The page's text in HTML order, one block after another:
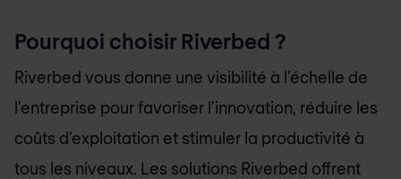
Pourquoi choisir Riverbed ?
Riverbed vous donne une visibilité à l’échelle de
l’entreprise pour favoriser l'innovation, réduire les
coûts d’exploitation et stimuler la productivité à
tous les niveaux. Les solutions Riverbed offrent